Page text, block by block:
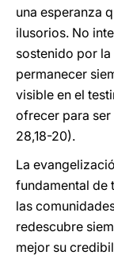
una esperanza
ilusorios. No
sostenido por
permanecer
visible en el
ofrecer para
28,18-20).
La
fundamental de
las
redescubre
mejor su